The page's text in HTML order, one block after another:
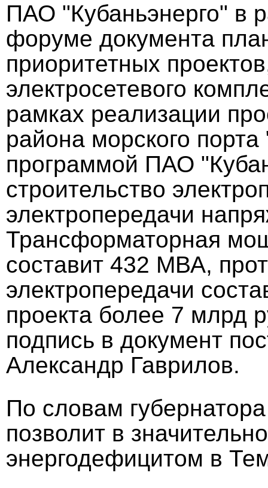
ПАО "Кубаньэнерго" в
форуме документа
приоритетных
электросетевого
рамках реализации
района морского
программой ПАО
строительство
электропередачи
Трансформаторная
составит 432 МВА,
электропередачи
проекта более 7 млрд
подпись в документ
Александр Гаврилов.
По словам
позволит в
энергодефицитом в